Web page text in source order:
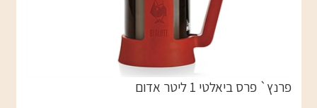
פרנץ` פרס ביאלטי 1 ליטר אדום